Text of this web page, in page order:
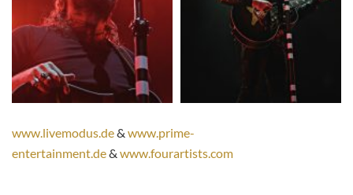
www.livemodus.de& www.prime-
entertainment.de& www.fourartists.com